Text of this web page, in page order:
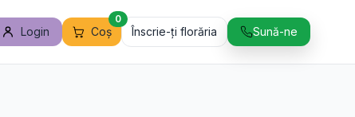
Login Coș
0
Înscrie-ți florăria Sună-ne